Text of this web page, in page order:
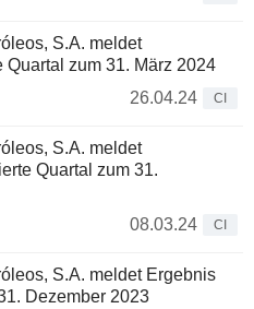
S.A. meldet
zum 31. März 2024
26.04.24
CI
S.A. meldet
Quartal zum 31.
08.03.24
CI
S.A. meldet Ergebnis
Dezember 2023